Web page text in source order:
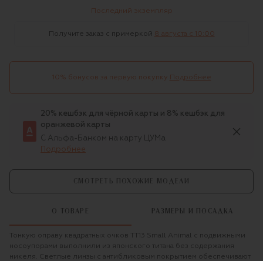
Последний экземпляр
Получите заказ с примеркой 8 августа c 10:00
10% бонусов за первую покупку Подробнее
20% кешбэк для чёрной карты и 8% кешбэк для
оранжевой карты
С Альфа-Банком на карту ЦУМа
Подробнее
СМОТРЕТЬ ПОХОЖИЕ МОДЕЛИ
О ТОВАРЕ РАЗМЕРЫ И ПОСАДКА
Тонкую оправу квадратных очков TT13 Small Animal с подвижными
носоупорами выполнили из японского титана без содержания
никеля. Светлые линзы с антибликовым покрытием обеспечивают